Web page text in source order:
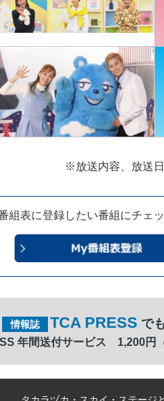
※放送内容、放送
組表に登録したい番組にチェ
情報誌 TCA PRESS で
年間送付サービス 1,200円（